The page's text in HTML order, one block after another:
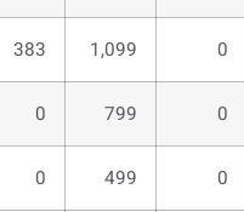
0
1,099
383
0
799
0
0
499
0